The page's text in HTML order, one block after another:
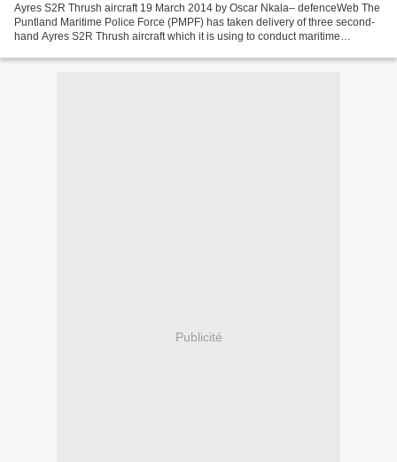
Ayres S2R Thrush aircraft 19 March 2014 by Oscar Nkala– defenceWeb The
Puntland Maritime Police Force (PMPF) has taken delivery of three second-
hand Ayres S2R Thrush aircraft which it is using to conduct maritime
Publicité